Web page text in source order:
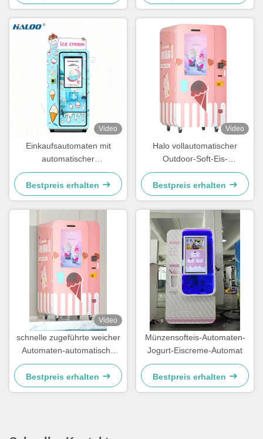
aus Brasilien
Video
Einkaufsautomaten mit
automatischer
Selbstreinigung, Vorkühlung
und Aufbewahrungsfunktion
Bestpreis erhalten
Video
Halo vollautomatischer
Outdoor-Soft-Eis-
Verkaufsautomat mit 32-Zoll-
Touchscreen und
automatischer
Reinigungsfunktion
Bestpreis erhalten
Video
schnelle zugeführte weicher
Automaten-automatische
Eiscreme der Eiscreme-15s,
die Maschine herstellt
Bestpreis erhalten
Münzensofteis-Automaten-
Jogurt-Eiscreme-Automat
Bestpreis erhalten